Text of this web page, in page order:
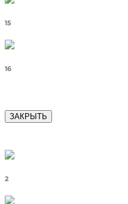
15
16
ЗАКРЫТЬ
2